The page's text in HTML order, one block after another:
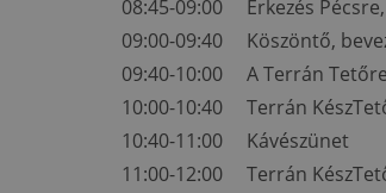
08:45-09:00 Érkezés
09:00-09:40 Köszöntő,
09:40-10:00 A Terrán
10:00-10:40 Terrán
10:40-11:00 Kávészünet
11:00-12:00 Terrán